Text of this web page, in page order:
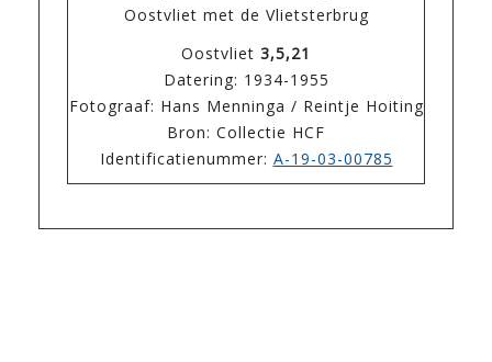
Oostvliet met de Vlietsterbrug
Oostvliet 3,5,21
Datering: 1934-1955
Fotograaf: Hans Menninga / Reintje Hoiting
Bron: Collectie HCF
Identificatienummer: A-19-03-00785